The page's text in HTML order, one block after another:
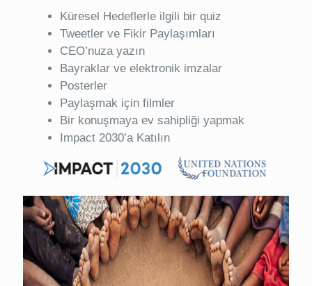
Küresel Hedeflerle ilgili bir quiz
Tweetler ve Fikir Paylaşımları
CEO’nuza yazın
Bayraklar ve elektronik imzalar
Posterler
Paylaşmak için filmler
Bir konuşmaya ev sahipliği yapmak
Impact 2030’a Katılın